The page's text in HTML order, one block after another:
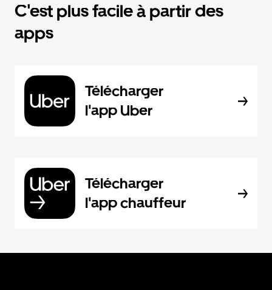
C'est plus facile à partir des
apps
Télécharger
l'app Uber
Télécharger
l'app chauffeur